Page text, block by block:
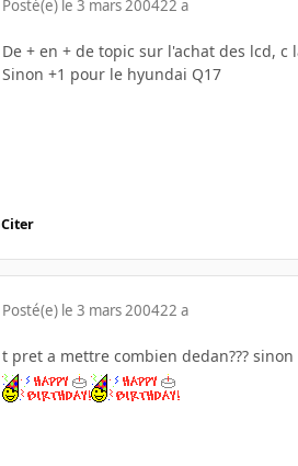
Posté(e) le 3 mars 200422 a
De + en + de topic sur l'achat des lcd, c
Sinon +1 pour le hyundai Q17
Citer
Posté(e) le 3 mars 200422 a
t pret a mettre combien dedan???